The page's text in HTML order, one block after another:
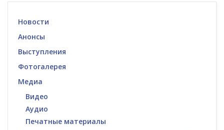
Новости
Анонсы
Выступления
Фотогалерея
Медиа
Видео
Аудио
Печатные материалы